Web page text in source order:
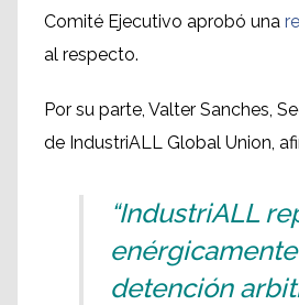
Comité Ejecutivo aprobó una
al respecto.
Por su parte, Valter Sanches,
de IndustriALL Global Union,
“IndustriALL
detención